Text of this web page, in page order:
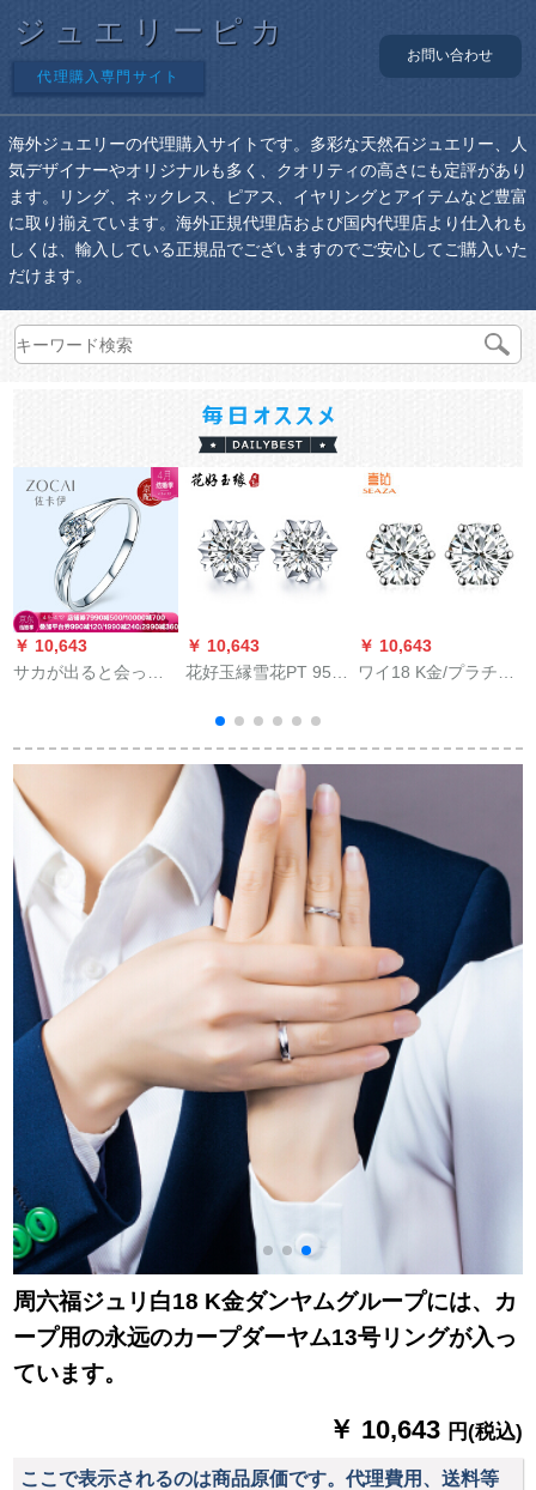
ジュエリーピカ
代理購入専門サイト
お問い合わせ
海外ジュエリーの代理購入サイトです。多彩な天然石ジュエリー、人
気デザイナーやオリジナルも多く、クオリティの高さにも定評があり
ます。リング、ネックレス、ピアス、イヤリングとアイテムなど豊富
に取り揃えています。海外正規代理店および国内代理店より仕入れも
しくは、輸入している正規品でございますのでご安心してご購入いた
だけます。
￥ 10,643
サカが出ると会った
￥ 10,643
花好玉縁雪花PT 950
リンググ18点F-G/SI
￥ 10,643
ワイ18 K金/プラチナ
ールプロ
周六福ジュリ白18 K金ダンヤムグループには、カ
ープ用の永远のカープダーヤム13号リングが入っ
ています。
￥ 10,643 円(税込)
ここで表示されるのは商品原価です。代理費用、送料等